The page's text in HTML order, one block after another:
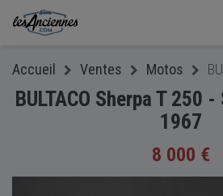
Accueil Ventes Motos
BULTACO Sherpa T 250
1967
8 000 €